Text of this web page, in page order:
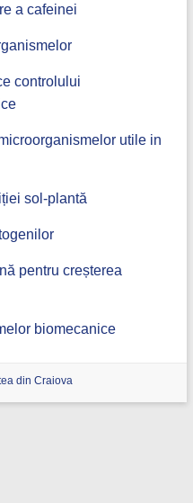
a cafeinei
controlului
utile in
sol-plantă
pentru creșterea
biomecanice
din Craiova